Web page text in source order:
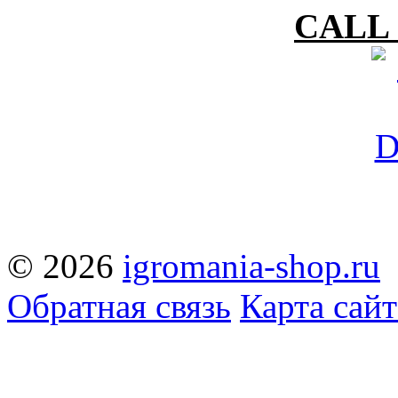
CALL
© 2026 igromania-shop.ru
Обратная связь Карта